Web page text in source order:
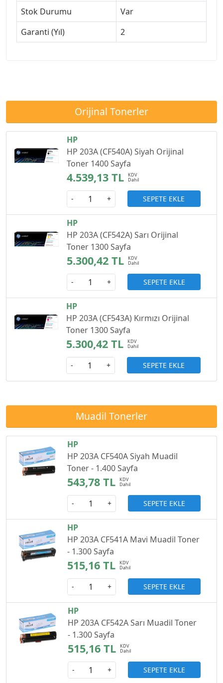
Stok Durumu
Var
Garanti (Yıl)
2
Orijinal Tonerler
HP
HP 203A (CF540A) Siyah Orijinal
Toner 1400 Sayfa
4.539,13 TL
- + SEPETE EKLE
HP
HP 203A (CF542A) Sarı Orijinal
Toner 1300 Sayfa
5.300,42 TL
- + SEPETE EKLE
HP
HP 203A (CF543A) Kırmızı Orijinal
Toner 1300 Sayfa
5.300,42 TL
- + SEPETE EKLE
Muadil Tonerler
HP
HP 203A CF540A Siyah Muadil
Toner - 1.400 Sayfa
543,78 TL
- + SEPETE EKLE
HP
HP 203A CF541A Mavi Muadil Toner
- 1.300 Sayfa
515,16 TL
- + SEPETE EKLE
HP
HP 203A CF542A Sarı Muadil Toner
- 1.300 Sayfa
515,16 TL
- + SEPETE EKLE